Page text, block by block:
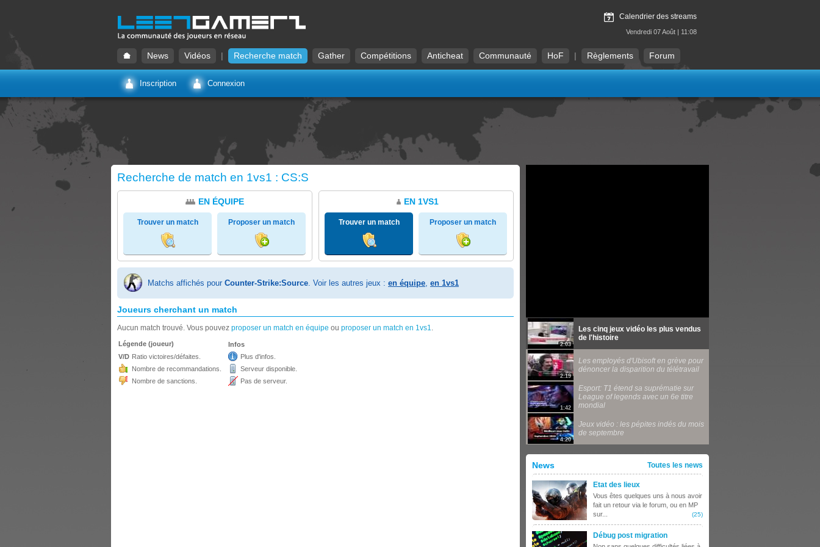
Calendrier des streams
Vendredi 07 Août | 11:08
News Vidéos | Recherche match Gather Compétitions Anticheat Communauté HoF | Règlements Forum
Inscription Connexion
Recherche de match en 1vs1 : CS:S
EN ÉQUIPE
Trouver un match Proposer un match
EN 1VS1
Trouver un match Proposer un match
Matchs affichés pour Counter-Strike:Source. Voir les autres jeux : en équipe, en 1vs1
Joueurs cherchant un match
Aucun match trouvé. Vous pouvez proposer un match en équipe ou proposer un match en 1vs1.
Légende (joueur)
Infos
V/D Ratio victoires/défaites.
Plus d'infos.
Nombre de recommandations.
Serveur disponible.
Nombre de sanctions.
Pas de serveur.
2:03
Les cinq jeux vidéo les plus vendus
de l'histoire
2:19
Les employés d'Ubisoft en grève pour
dénoncer la disparition du télétravail
1:42
Esport: T1 étend sa suprématie sur
League of legends avec un 6e titre
mondial
4:20
Jeux vidéo : les pépites indés du mois
de septembre
News Toutes les news
Etat des lieux
Vous êtes quelques uns à nous avoir
fait un retour via le forum, ou en MP
sur...
(25)
Débug post migration